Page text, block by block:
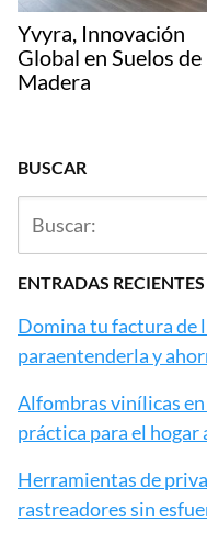
Yvyra, Innovación
Global en Suelos de
Madera
BUSCAR
ENTRADAS RECIENTES
Domina tu factura de
paraentenderla y
Alfombras vinílicas
práctica para el hogar
Herramientas de
rastreadores sin